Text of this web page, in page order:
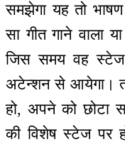
समझेगा यह तो
सा गीत गाने वाला
जिस समय वह स्टेज
अटेन्शन से आयेगा।
हो, अपने को छोटा
की विशेष स्टेज पर